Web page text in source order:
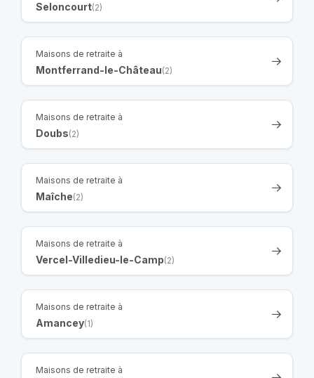
Seloncourt(2)
Maisons de retraite à
Montferrand-le-Château(2)
Maisons de retraite à
Doubs(2)
Maisons de retraite à
Maîche(2)
Maisons de retraite à
Vercel-Villedieu-le-Camp(2)
Maisons de retraite à
Amancey(1)
Maisons de retraite à